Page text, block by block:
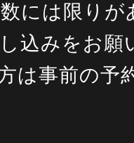
には限りが
込みをお願
は事前の予